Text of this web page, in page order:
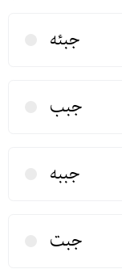
جبئه
جبب
جببه
جبت